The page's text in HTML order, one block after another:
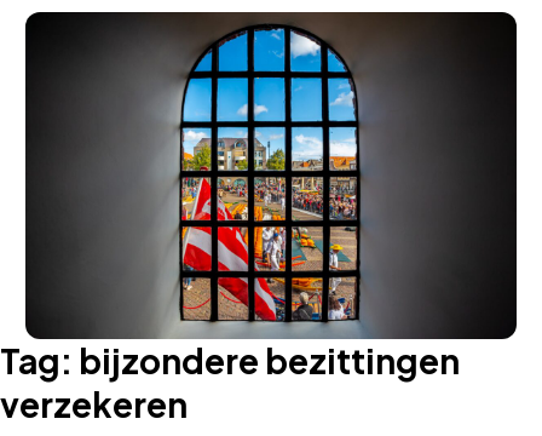
Tag: bijzondere bezittingen
verzekeren